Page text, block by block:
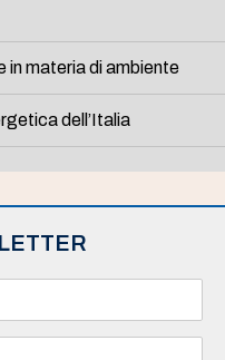
in materia di ambiente
dell’Italia